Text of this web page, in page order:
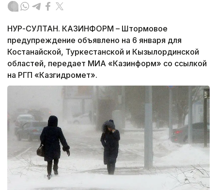
НУР-СУЛТАН. КАЗИНФОРМ – Штормовое
предупреждение объявлено на 6 января для
Костанайской, Туркестанской и Кызылординской
областей, передает МИА «Казинформ» со ссылкой
на РГП «Казгидромет».